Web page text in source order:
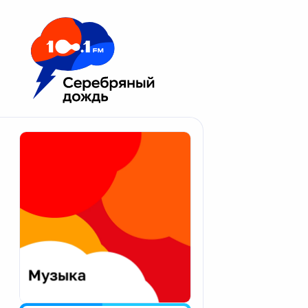
Москва 100.1 FM
Апатиты
Екатеринбург
Калининград
Калуга